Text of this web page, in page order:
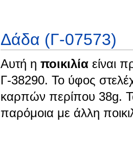
Δάδα (Γ-07573)
Αυτή η ποικιλία είναι
Γ-38290. Το ύφος
καρπών περίπου 38g. Τα
παρόμοια με άλλη